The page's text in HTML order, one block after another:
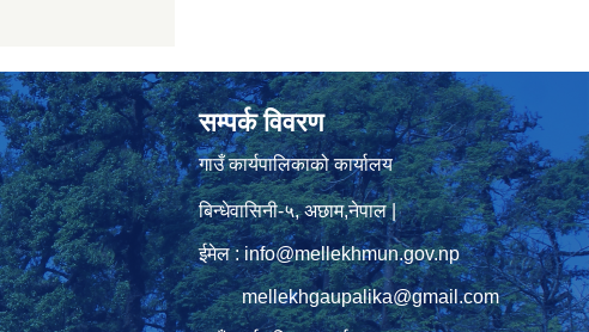
सम्पर्क विवरण
गाउँ कार्यपालिकाको कार्यालय
बिन्धेवासिनी-५, अछाम,नेपाल |
ईमेल : info@mellekhmun.gov.np
mellekhgaupalika@gmail.com